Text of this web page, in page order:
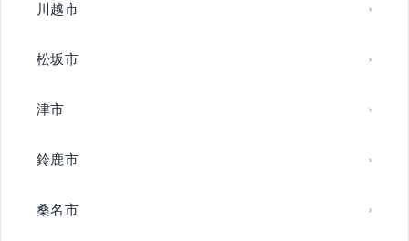
川越市
松坂市
津市
鈴鹿市
桑名市